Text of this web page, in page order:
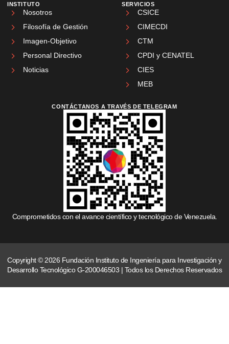
INSTITUTO
Nosotros
Filosofía de Gestión
Imagen-Objetivo
Personal Directivo
Noticias
SERVICIOS
CSICE
CIMECDI
CTM
CPDI y CENATEL
CIES
MEB
CONTÁCTANOS A TRAVÉS DE TELEGRAM
Comprometidos con el avance científico y tecnológico de Venezuela.
Copyright © 2026 Fundación Instituto de Ingeniería para Investigación y
Desarrollo Tecnológico G-200046503 | Todos los Derechos Reservados